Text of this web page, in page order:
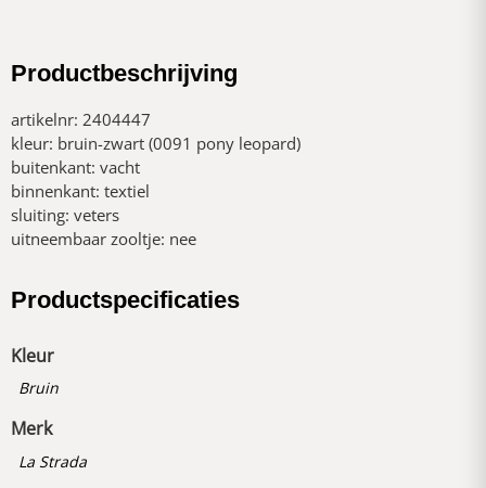
Productbeschrijving
artikelnr: 2404447
kleur: bruin-zwart (0091 pony leopard)
buitenkant: vacht
binnenkant: textiel
sluiting: veters
uitneembaar zooltje: nee
Productspecificaties
Kleur
Bruin
Merk
La Strada